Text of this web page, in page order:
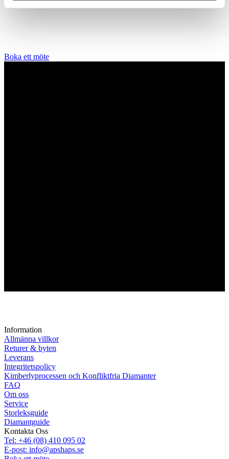
lära dig mer om diamanter. Vi arbetar enbart och uteslutande med
Boka ett möte
Information
Allmänna villkor
Returer & byten
Leverans
Integritetspolicy
Kimberlyprocessen och Konfliktfria Diamanter
FAQ
Om oss
Service
Storleksguide
Diamantguide
Kontakta Oss
Tel: +46 (08) 410 095 02
E-post: info@apshaps.se